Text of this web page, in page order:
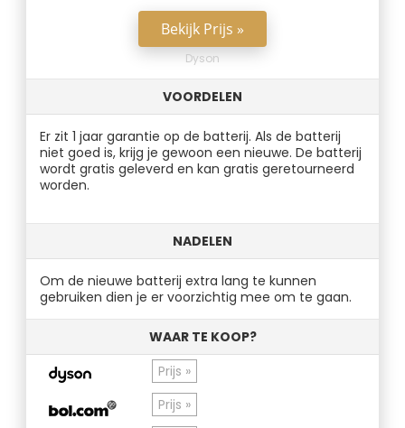
Bekijk Prijs »
Dyson
VOORDELEN
Er zit 1 jaar garantie op de batterij. Als de batterij
niet goed is, krijg je gewoon een nieuwe. De batterij
wordt gratis geleverd en kan gratis geretourneerd
worden.
NADELEN
Om de nieuwe batterij extra lang te kunnen
gebruiken dien je er voorzichtig mee om te gaan.
WAAR TE KOOP?
Prijs »
Prijs »